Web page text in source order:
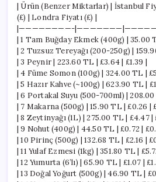
| Ürün (Benzer Miktarlar) | İstanbul
(£) | Londra Fiyatı (£) |
|————————-
| 1 Tam Buğday Ekmek (400g) | 35.00
| 2 Tuzsuz Tereyağı (200-250g) |
| 3 Peynir | 223.60 TL | £3.64 | £1.39 |
| 4 Füme Somon (100g) | 324.00 TL |
| 5 Hazır Kahve (~100g) | 623.90 TL |
| 6 Portakal Suyu (500-700ml) | 208.00
| 7 Makarna (500g) | 15.90 TL | £0.26 |
| 8 Zeytinyağı (1L) | 275.00 TL | £4.47 |
| 9 Nohut (400g) | 44.50 TL | £0.72 |
| 10 Pirinç (500g) | 132.68 TL | £2.16 |
| 11 Yulaf Ezmesi (1kg) | 351.80 TL |
| 12 Yumurta (6’lı) | 65.90 TL | £1.07 |
| 13 Doğal Yoğurt (500g) | 46.90 TL |